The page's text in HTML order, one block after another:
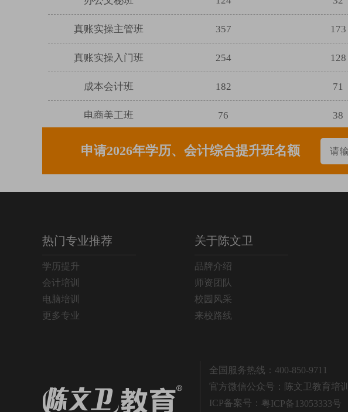
真账实操主管班
真账实操入门班
成本会计班
电商美工班
31
457
专升本学历班 672 338
初级会计师班 320
180
70
300
税务师班 258
申请2026年学历、会计综合提升班名额
热门专业推荐
学历提升
会计培训
电脑培训
更多专业
关于陈文卫
品牌介绍
师资团队
校园风采
来校路线
全国服务热线：400-850-9711
官方微信公众号：陈文卫教育培
ICP备案号： 粤ICP备13053333号